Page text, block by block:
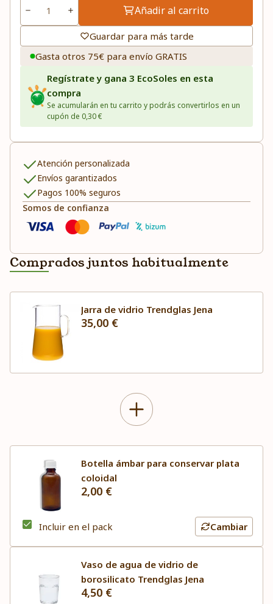
Añadir al carrito
Guardar para más tarde
Gasta otros 75€ para envío GRATIS
Regístrate y gana 3 EcoSoles en esta
compra
Se acumularán en tu carrito y podrás convertirlos en un
cupón de 0,30 €
Atención personalizada
Envíos garantizados
Pagos 100% seguros
Somos de confianza
Comprados juntos habitualmente
Jarra de vidrio Trendglas Jena
35,00 €
Botella ámbar para conservar plata
coloidal
2,00 €
Incluir en el pack Cambiar
Vaso de agua de vidrio de
borosilicato Trendglas Jena
4,50 €